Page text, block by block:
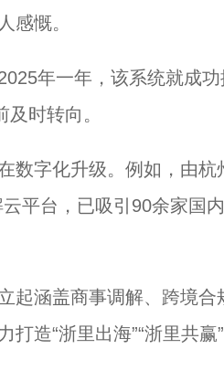
感慨。
年一年，该系统就成功
及时转向。
字化升级。例如，由杭
平台，已吸引90余家国
涵盖商事调解、跨境合
打造“浙里出海”“浙里共